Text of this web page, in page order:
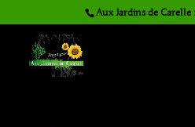
Aux Jardins de Carelle